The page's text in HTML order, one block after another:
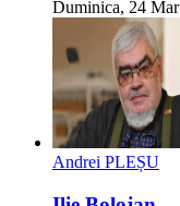
Duminica, 24 Mar
Andrei PLEȘU